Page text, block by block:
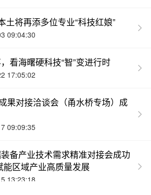
土将再添多位专业“科技红娘”
09:04:30
看海曙硬科技“智”变进行时
17:05:02
果对接洽谈会（甬水桥专场）成
09:09:35
备产业技术需求精准对接会成功
区域产业高质量发展
13:23:18